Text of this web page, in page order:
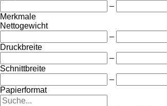
–
Merkmale
Nettogewicht
–
Druckbreite
–
Schnittbreite
–
Papierformat